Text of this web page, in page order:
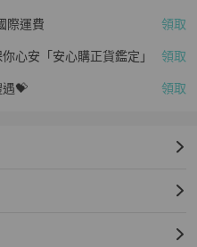
際運費 領取
心安「安心購正貨鑑定」 領取
💝 領取